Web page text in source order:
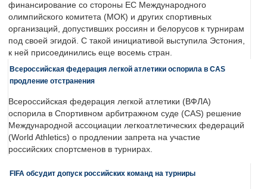
финансирование со стороны ЕС Международного
олимпийского комитета (МОК) и других спортивных
организаций, допустивших россиян и белорусов к турнирам
под своей эгидой. С такой инициативой выступила Эстония,
к ней присоединились еще восемь стран.
Всероссийская федерация легкой атлетики оспорила в CAS
продление отстранения
Всероссийская федерация легкой атлетики (ВФЛА)
оспорила в Спортивном арбитражном суде (CAS) решение
Международной ассоциации легкоатлетических федераций
(World Athletics) о продлении запрета на участие
российских спортсменов в турнирах.
FIFA обсудит допуск российских команд на турниры